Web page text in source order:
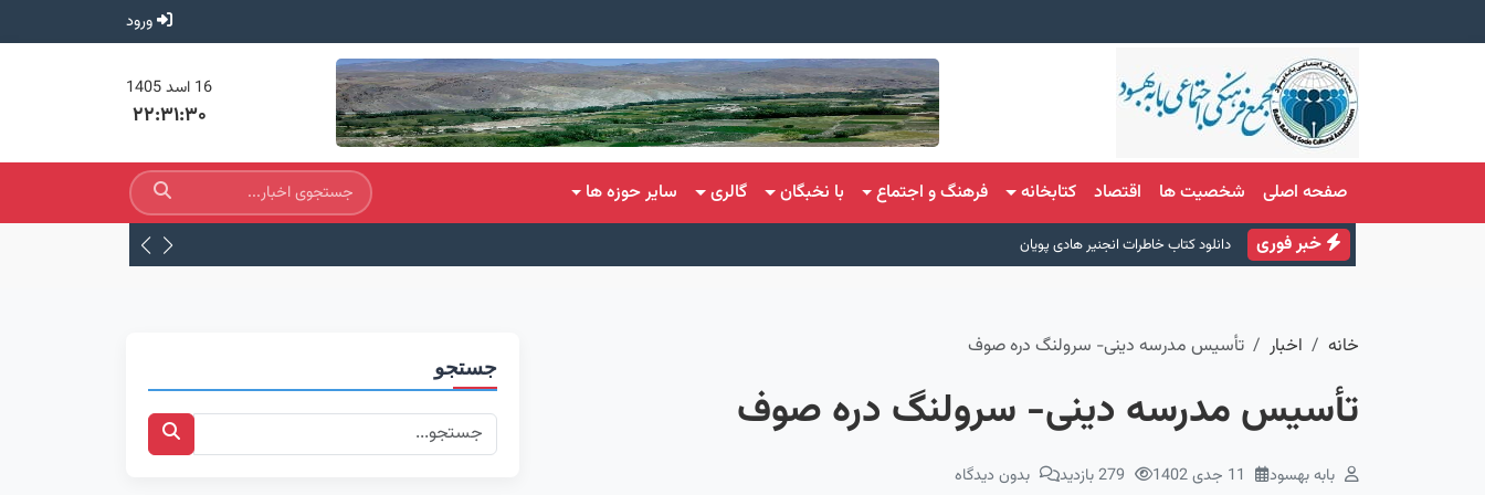
ورود
16 اسد 1405
۲۲:۳۱:۳۰
صفحه اصلی شخصیت ها اقتصاد کتابخانه فرهنگ و اجتماع با نخبگان گالری
سایر حوزه ها
خبر فوری
دانلود کتاب خاطرات انجنیر هادی پویان زندگی نامه مجاهد نستوه
خانه اخبار تأسیس مدرسه دینی- سرولنگ دره صوف
تأسیس مدرسه دینی- سرولنگ دره صوف
بابه بهسود بدون دیدگاه
جستجو